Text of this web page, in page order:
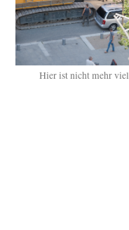
Hier ist nicht mehr